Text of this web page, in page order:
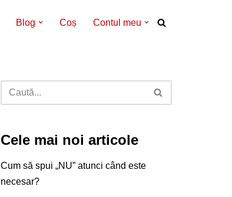
Blog Coș Contul meu
Cele mai noi articole
Cum să spui „NU” atunci când este
necesar?